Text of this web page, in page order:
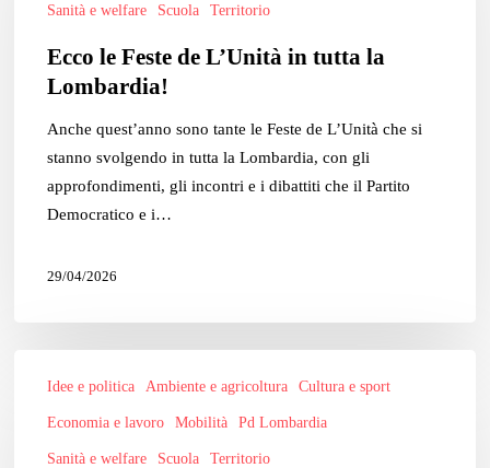
Sanità e welfare Scuola Territorio
Ecco le Feste de L’Unità in tutta la
Lombardia!
Anche quest’anno sono tante le Feste de L’Unità che si
stanno svolgendo in tutta la Lombardia, con gli
approfondimenti, gli incontri e i dibattiti che il Partito
Democratico e i…
29/04/2026
ancheIdee e politica Ambiente e agricoltura Cultura e sport
Economia e lavoro Mobilità Pd Lombardia
Sanità e welfare Scuola Territorio